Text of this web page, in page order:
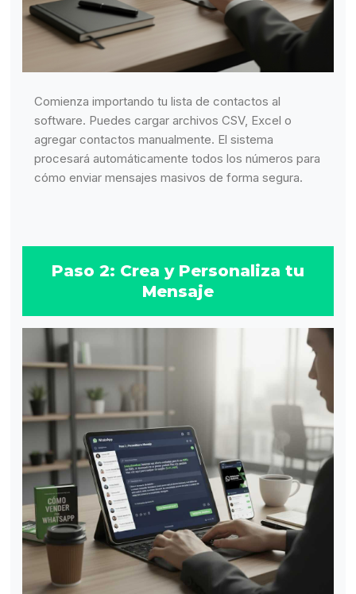
Comienza importando tu lista de contactos al
software. Puedes cargar archivos CSV, Excel o
agregar contactos manualmente. El sistema
procesará automáticamente todos los números para
cómo enviar mensajes masivos de forma segura.
Paso 2: Crea y Personaliza tu
Mensaje